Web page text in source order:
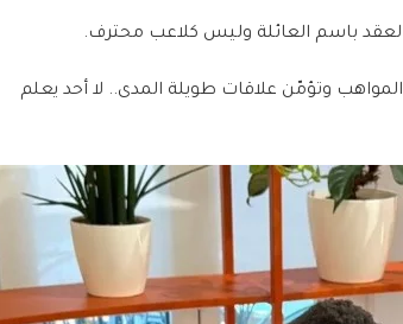
باسم العائلة وليس كلاعب محترف.
وتؤمّن علاقات طويلة المدى.. لا أحد يعلم